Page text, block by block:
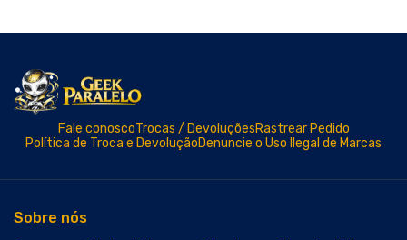
Fale conoscoTrocas / DevoluçõesRastrear Pedido
Política de Troca e DevoluçãoDenuncie o Uso Ilegal de Marcas
Sobre nós